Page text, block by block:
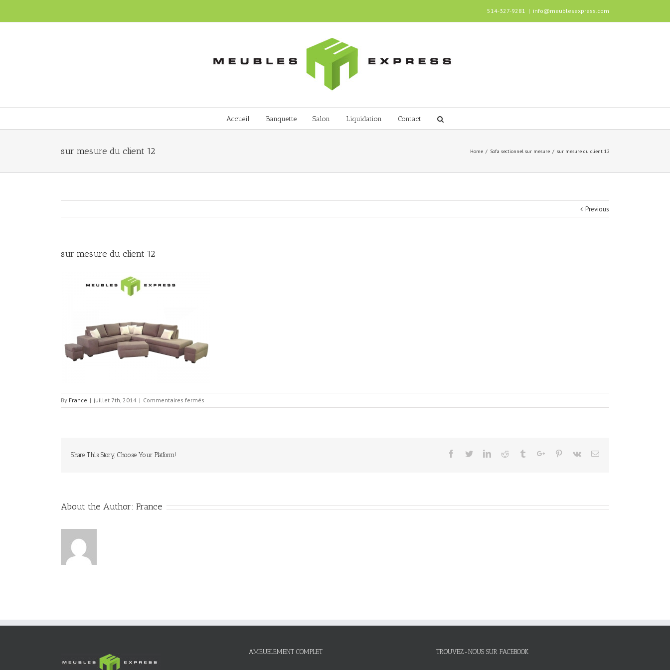
514-327-9281 | info@meublesexpress.com
Accueil Banquette Salon Liquidation Contact
sur mesure du client 12 Home / Sofa sectionnel sur mesure / sur mesure du client 12
Previous
sur mesure du client 12
By France | juillet 7th, 2014 | Commentaires fermés
sur
Share This Story, Choose Your Platform!
Facebook
TwitterLinkedinReddit TumblrGoogle+Pinterest
Vk Email
About the Author: France
AMEUBLEMENT COMPLET TROUVEZ-NOUS SUR FACEBOOK